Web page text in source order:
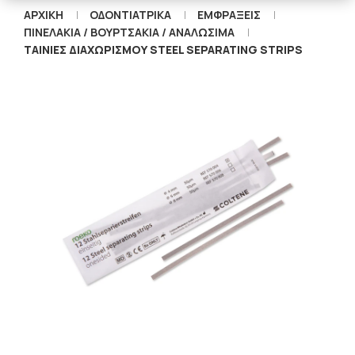
ΑΡΧΙΚΉ ΟΔΟΝΤΙΑΤΡΙΚΑ
ΕΜΦΡΑΞΕΙΣ
ΠΙΝΕΛΆΚΙΑ / ΒΟΥΡΤΣΆΚΙΑ / ΑΝΑΛΏΣΙΜΑ
ΤΑΙΝΙΕΣ ΔΙΑΧΩΡΙΣΜΟΥ STEEL SEPARATING STRIPS